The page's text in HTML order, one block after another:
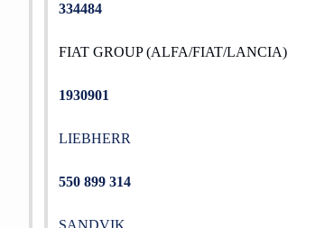
334484
FIAT GROUP (ALFA/FIAT/LANCIA)
1930901
LIEBHERR
550 899 314
SANDVIK